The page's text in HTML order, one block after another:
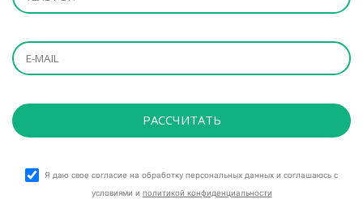
Я даю свое согласие на обработку персональных данных и соглашаюсь с
условиями и политикой конфиденциальности